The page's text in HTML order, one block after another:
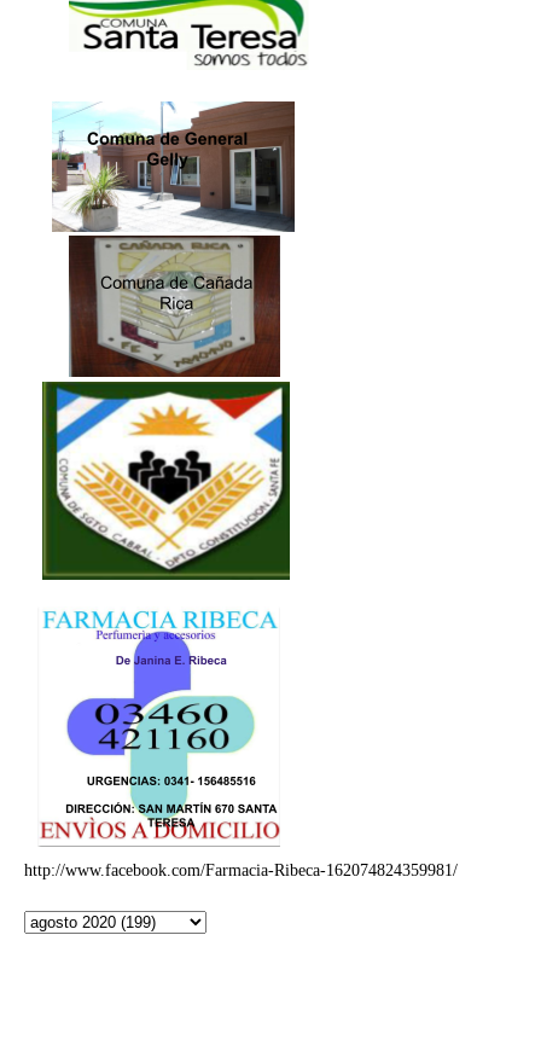
http://www.facebook.com/Farmacia-Ribeca-162074824359981/